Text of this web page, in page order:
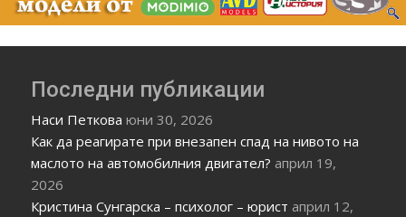
Последни публикации
Наси Петкова юни 30, 2026
Как да реагирате при внезапен спад на нивото на
маслото на автомобилния двигател? април 19,
2026
Кристина Сунгарска – психолог – юрист април 12,